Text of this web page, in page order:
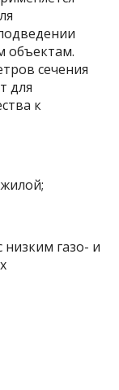
объектам.
сечения
для
к
газо- и